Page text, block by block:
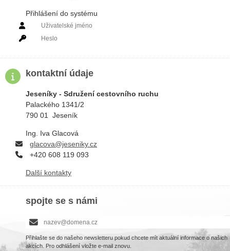
Přihlášení do systému
kontaktní údaje
Jeseníky - Sdružení cestovního ruchu
Palackého 1341/2
790 01 Jeseník
Ing. Iva Glacová
glacova@jeseniky.cz
+420 608 119 093
Další kontakty
spojte se s námi
Přihlašte se do našeho newsletteru pokud chcete mít aktuální informace o našich
akcích. Pro odhlášení vložte e-mail znovu.